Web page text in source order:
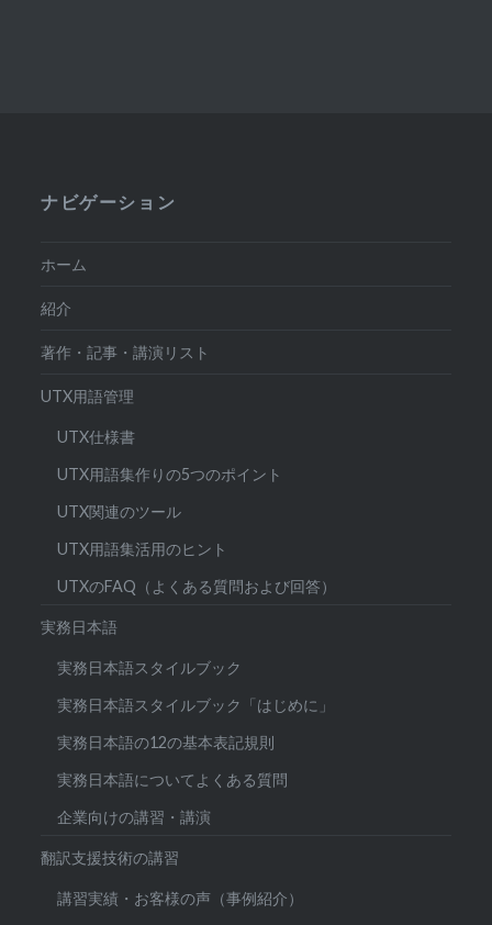
ナビゲーション
ホーム
紹介
著作・記事・講演リスト
UTX用語管理
UTX仕様書
UTX用語集作りの5つのポイント
UTX関連のツール
UTX用語集活用のヒント
UTXのFAQ（よくある質問および回答）
実務日本語
実務日本語スタイルブック
実務日本語スタイルブック「はじめに」
実務日本語の12の基本表記規則
実務日本語についてよくある質問
企業向けの講習・講演
翻訳支援技術の講習
講習実績・お客様の声（事例紹介）